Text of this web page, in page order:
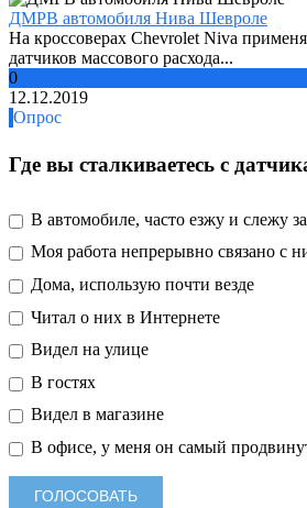
ДМРВ автомобиля Нива Шевроле
На кроссоверах Chevrolet Niva
датчиков массового расхода...
0
12.12.2019
Опрос
Где вы сталкиваетесь с
В автомобиле, часто езжу и слежу
Моя работа непрерывно связано с
Дома, использую почти везде
Читал о них в Интернете
Видел на улице
В гостях
Видел в магазине
В офисе, у меня он самый